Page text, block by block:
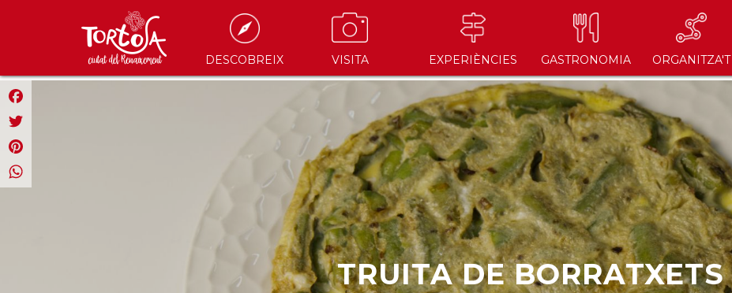
DESCOBREIX VISITA EXPERIÈNCIES GASTRONOMIA ORGANITZA'T
TRUITA DE BORRATXETS
Facebook
Twitter
Pinterest
WhatsApp